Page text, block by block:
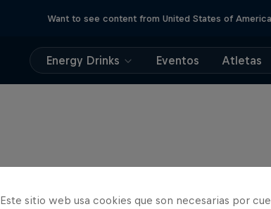
Want to see content from United States of America
Energy Drinks Eventos Atletas
Este sitio web usa cookies que son necesarias por